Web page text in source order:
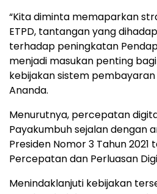
“Kita diminta memaparkan
ETPD, tantangan yang
terhadap peningkatan
menjadi masukan penting
kebijakan sistem pembayaran
Ananda.
Menurutnya, percepatan
Payakumbuh sejalan dengan
Presiden Nomor 3 Tahun
Percepatan dan Perluasan
Menindaklanjuti kebijakan